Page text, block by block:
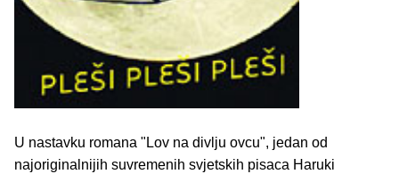
U nastavku romana "Lov na divlju ovcu", jedan od
najoriginalnijih suvremenih svjetskih pisaca Haruki